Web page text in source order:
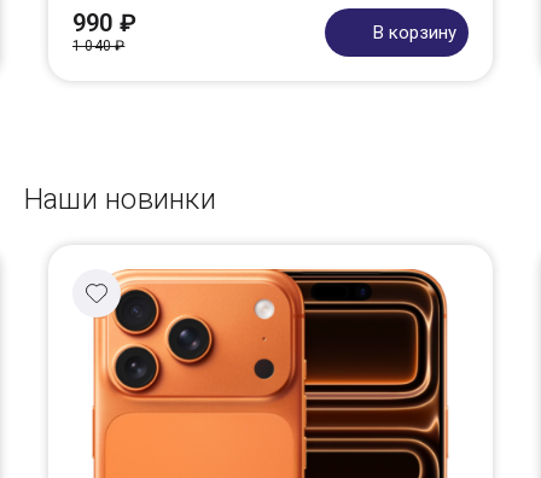
990 ₽
1 040 ₽
В корзину
Наши новинки